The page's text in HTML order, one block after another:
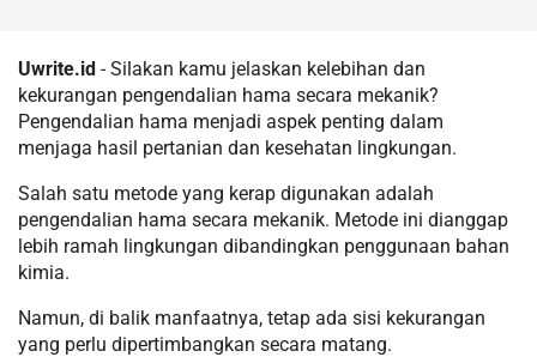
Uwrite.id - Silakan kamu jelaskan kelebihan dan
kekurangan pengendalian hama secara mekanik?
Pengendalian hama menjadi aspek penting dalam
menjaga hasil pertanian dan kesehatan lingkungan.
Salah satu metode yang kerap digunakan adalah
pengendalian hama secara mekanik. Metode ini dianggap
lebih ramah lingkungan dibandingkan penggunaan bahan
kimia.
Namun, di balik manfaatnya, tetap ada sisi kekurangan
yang perlu dipertimbangkan secara matang.